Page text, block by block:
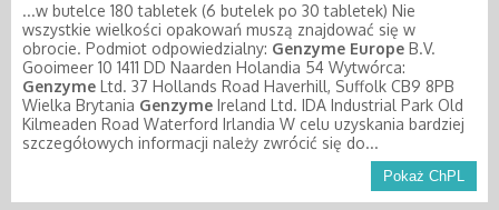
...w butelce 180 tabletek (6 butelek po 30 tabletek) Nie
wszystkie wielkości opakowań muszą znajdować się w
obrocie. Podmiot odpowiedzialny: Genzyme Europe B.V.
Gooimeer 10 1411 DD Naarden Holandia 54 Wytwórca:
Genzyme Ltd. 37 Hollands Road Haverhill, Suffolk CB9 8PB
Wielka Brytania Genzyme Ireland Ltd. IDA Industrial Park Old
Kilmeaden Road Waterford Irlandia W celu uzyskania bardziej
szczegółowych informacji należy zwrócić się do...
Pokaż ChPL